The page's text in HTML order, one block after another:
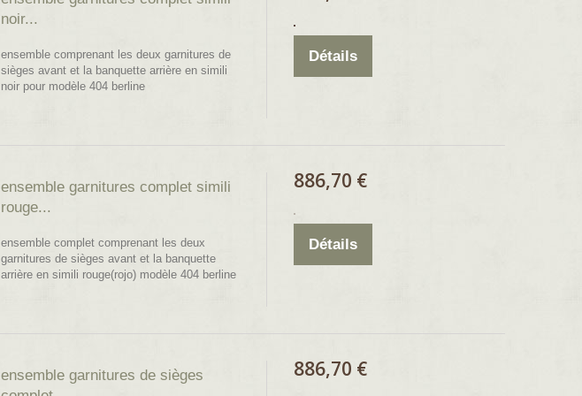
noir...
ensemble comprenant les deux garnitures de
sièges avant et la banquette arrière en simili
noir pour modèle 404 berline
Détails
ensemble garnitures complet simili
rouge...
ensemble complet comprenant les deux
garnitures de sièges avant et la banquette
arrière en simili rouge(rojo) modèle 404 berline
886,70 €
Détails
ensemble garnitures de sièges
886,70 €